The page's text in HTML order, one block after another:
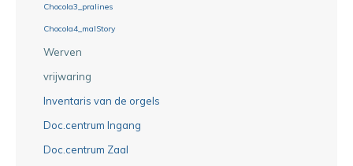
Chocola3_pralines
Chocola4_malStory
Werven
vrijwaring
Inventaris van de orgels
Doc.centrum Ingang
Doc.centrum Zaal